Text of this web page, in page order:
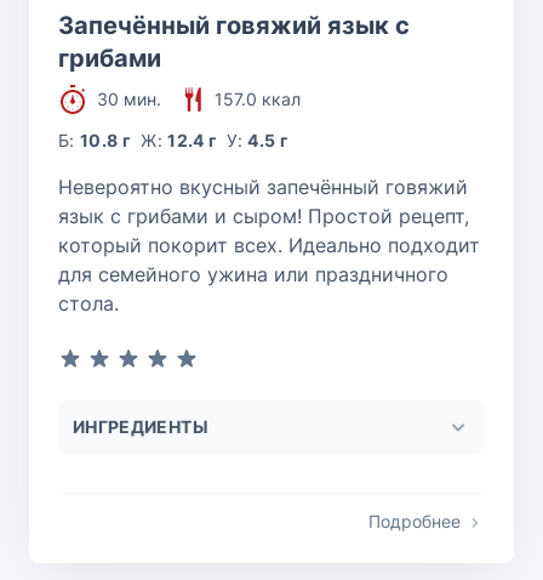
Запечённый говяжий язык с
грибами
30 мин.
157.0 ккал
Б:10.8 г Ж:12.4 г У:4.5 г
Невероятно вкусный запечённый говяжий
язык с грибами и сыром! Простой рецепт,
который покорит всех. Идеально подходит
для семейного ужина или праздничного
стола.
ИНГРЕДИЕНТЫ
Подробнее